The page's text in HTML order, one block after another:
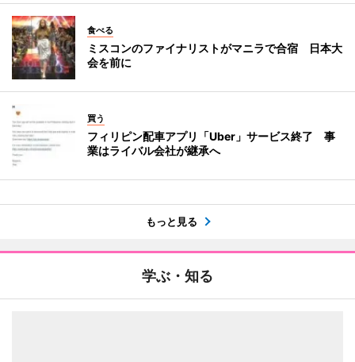
食べる
ミスコンのファイナリストがマニラで合宿 日本大
会を前に
買う
フィリピン配車アプリ「Uber」サービス終了 事
業はライバル会社が継承へ
もっと見る
学ぶ・知る